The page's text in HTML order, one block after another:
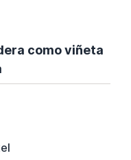
como viñeta